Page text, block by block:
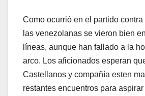
Como ocurrió en el partido
las venezolanas se vieron bien
líneas, aunque han fallado a la
arco. Los aficionados esperan
Castellanos y compañía esten
restantes encuentros para